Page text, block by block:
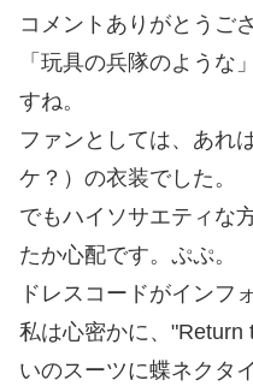
コメントありがとうご
「玩具の兵隊のような
すね。
ファンとしては、あれ
ケ？）の衣装でした。
でもハイソサエティな
たか心配です。ぷぷ。
ドレスコードがインフ
私は心密かに、"Return
いのスーツに蝶ネクタ